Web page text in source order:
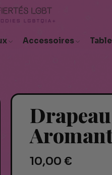
Accessoires
10,00 €